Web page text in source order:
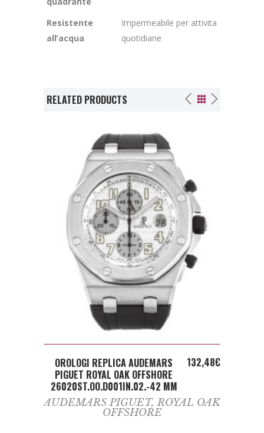
Resistente
all’acqua
Impermeabile per attivita
quotidiane
RELATED PRODUCTS
ADD TO CART
OROLOGI REPLICA AUDEMARS
PIGUET ROYAL OAK OFFSHORE
26020ST.OO.D001IN.02.-42 MM
132,48€
AUDEMARS PIGUET, ROYAL OAK
OFFSHORE